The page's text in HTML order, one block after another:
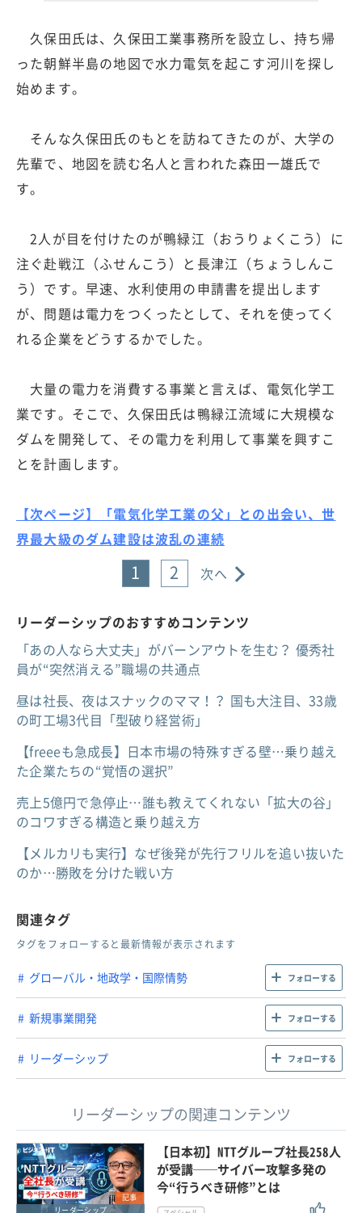
久保田氏は、久保田工業事務所を設立し、持ち帰
った朝鮮半島の地図で水力電気を起こす河川を探し
始めます。
そんな久保田氏のもとを訪ねてきたのが、大学の
先輩で、地図を読む名人と言われた森田一雄氏で
す。
2人が目を付けたのが鴨緑江（おうりょくこう）に
注ぐ赴戦江（ふせんこう）と長津江（ちょうしんこ
う）です。早速、水利使用の申請書を提出します
が、問題は電力をつくったとして、それを使ってく
れる企業をどうするかでした。
大量の電力を消費する事業と言えば、電気化学工
業です。そこで、久保田氏は鴨緑江流域に大規模な
ダムを開発して、その電力を利用して事業を興すこ
とを計画します。
【次ページ】「電気化学工業の父」との出会い、世
界最大級のダム建設は波乱の連続
1 2 次へ
リーダーシップのおすすめコンテンツ
「あの人なら大丈夫」がバーンアウトを生む？ 優秀社
員が“突然消える”職場の共通点
昼は社長、夜はスナックのママ！？ 国も大注目、33歳
の町工場3代目「型破り経営術」
【freeeも急成長】日本市場の特殊すぎる壁…乗り越え
た企業たちの“覚悟の選択”
売上5億円で急停止…誰も教えてくれない「拡大の谷」
のコワすぎる構造と乗り越え方
【メルカリも実行】なぜ後発が先行フリルを追い抜いた
のか…勝敗を分けた戦い方
関連タグ
タグをフォローすると最新情報が表示されます
グローバル・地政学・国際情勢 フォローする
新規事業開発 フォローする
リーダーシップ フォローする
リーダーシップの関連コンテンツ
記事
リーダーシップ
【日本初】NTTグループ社長258人
が受講──サイバー攻撃多発の
今“行うべき研修”とは